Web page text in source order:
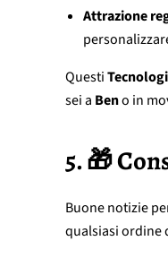
Attrazione
Questi
sei a Beno in
5. 🎁
Buone notizie
qualsiasi ordine